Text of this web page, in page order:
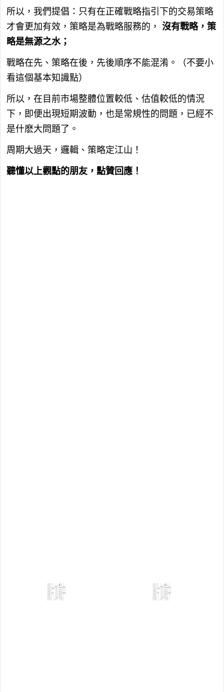
所以，我們提倡：只有在正確戰略指引下的交易策略
才會更加有效，策略是為戰略服務的， 沒有戰略，策
略是無源之水；
戰略在先、策略在後，先後順序不能混淆。（不要小
看這個基本知識點）
所以，在目前市場整體位置較低、估值較低的情況
下，即便出現短期波動，也是常規性的問題，已經不
是什麽大問題了。
周期大過天，邏輯、策略定江山！
聽懂以上觀點的朋友，點贊回應！